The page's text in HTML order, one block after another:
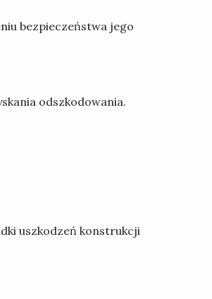
bezpieczeństwa jego
odszkodowania.
uszkodzeń konstrukcji